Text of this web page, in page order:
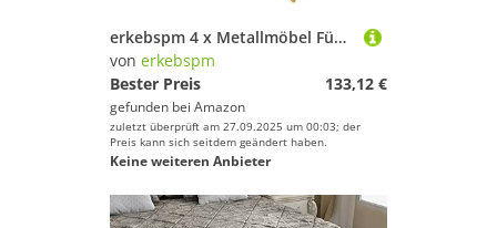
erkebspm 4 x Metallmöbel Füße Möbel Beine Haarnadel Tischbeine 2 Tanne Haarnadelbeine für Bettbeine Schrankbeine Sofa Beine Tee Tisch Nachttisch Couchtisch Füße mit Schraubenboden Schützling
von erkebspm
Bester Preis
133,12 €
gefunden bei Amazon
zuletzt überprüft am 27.09.2025 um 00:03; der
Preis kann sich seitdem geändert haben.
Keine weiteren Anbieter